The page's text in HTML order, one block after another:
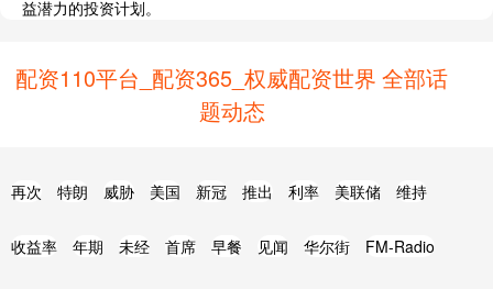
益潜力的投资计划。
配资110平台_配资365_权威配资世界 全部话
题动态
再次 特朗 威胁 美国 新冠 推出 利率 美联储 维持
收益率 年期 未经 首席 早餐 见闻 华尔街 FM-Radio